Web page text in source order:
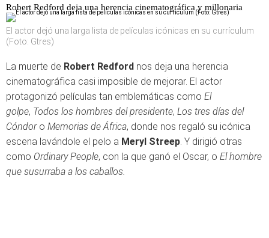
Robert Redford deja una herencia cinematográfica y millonaria
El actor dejó una larga lista de películas icónicas en su currículum
(Foto: Gtres)
La muerte de Robert Redford nos deja una herencia
cinematográfica casi imposible de mejorar. El actor
protagonizó películas tan emblemáticas como El
golpe, Todos los hombres del presidente, Los tres días del
Cóndoro Memorias de África, donde nos regaló su icónica
escena lavándole el pelo a Meryl Streep. Y dirigió otras
como Ordinary People, con la que ganó el Oscar, o El hombre
que susurraba a los caballos.